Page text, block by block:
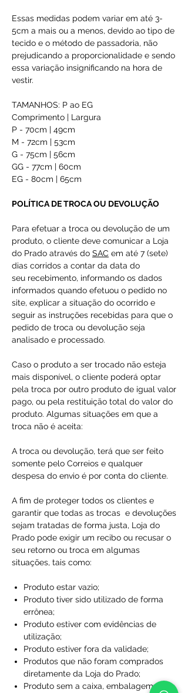
Essas medidas podem variar em até 3-
5cm a mais ou a menos, devido ao tipo de
tecido e o método de passadoria, não
prejudicando a proporcionalidade e sendo
essa variação insignificando na hora de
vestir.
TAMANHOS: P ao EG
Comprimento | Largura
P - 70cm | 49cm
M - 72cm | 53cm
G - 75cm | 56cm
GG - 77cm | 60cm
EG - 80cm | 65cm
POLÍTICA DE TROCA OU DEVOLUÇÃO
Para efetuar a troca ou devolução de um
produto, o cliente deve comunicar a Loja
do Prado através do SAC em até 7 (sete)
dias corridos a contar da data do
seu recebimento, informando os dados
informados quando efetuou o pedido no
site, explicar a situação do ocorrido e
seguir as instruções recebidas para que o
pedido de troca ou devolução seja
analisado e processado.
Caso o produto a ser trocado não esteja
mais disponível, o cliente poderá optar
pela troca por outro produto de igual valor
pago, ou pela restituição total do valor do
produto. Algumas situações em que a
troca não é aceita:
A troca ou devolução, terá que ser feito
somente pelo Correios e qualquer
despesa do envio é por conta do cliente.
A fim de proteger todos os clientes e
garantir que todas as trocas e devoluções
sejam tratadas de forma justa, Loja do
Prado pode exigir um recibo ou recusar o
seu retorno ou troca em algumas
situações, tais como:
Produto estar vazio;
Produto tiver sido utilizado de forma
errônea;
Produto estiver com evidências de
utilização;
Produto estiver fora da validade;
Produtos que não foram comprados
diretamente da Loja do Prado;
Produto sem a caixa, embalagem ou